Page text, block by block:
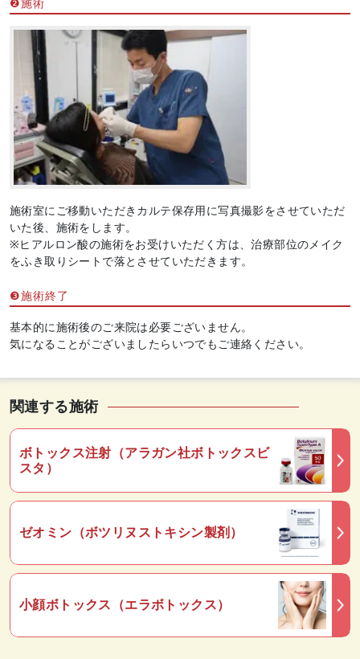
❷施術
施術室にご移動いただきカルテ保存用に写真撮影をさせていただ
いた後、施術をします。
※ヒアルロン酸の施術をお受けいただく方は、治療部位のメイク
をふき取りシートで落とさせていただきます。
❸施術終了
基本的に施術後のご来院は必要ございません。
気になることがございましたらいつでもご連絡ください。
関連する施術
ボトックス注射（アラガン社ボトックスビ
スタ）
ゼオミン（ボツリヌストキシン製剤）
小顔ボトックス（エラボトックス）